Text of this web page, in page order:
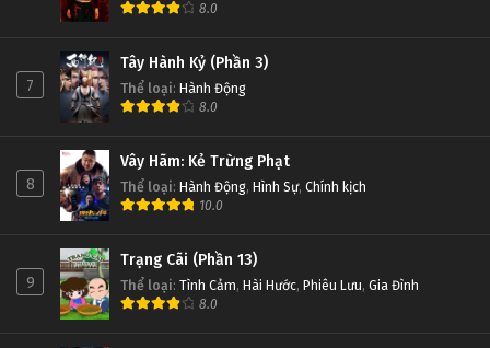
8.0
7
Tây Hành Kỷ (Phần 3)
Thể loại: Hành Động
8.0
8
Vây Hãm: Kẻ Trừng Phạt
Thể loại: Hành Động, Hình Sự, Chính kịch
10.0
9
Trạng Cãi (Phần 13)
Thể loại: Tình Cảm, Hài Hước, Phiêu Lưu, Gia Đình
8.0